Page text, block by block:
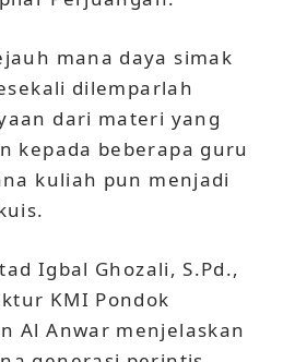
mana daya simak
dilemparlah
dari materi yang
kepada beberapa guru
kuliah pun menjadi
Igbal Ghozali, S.Pd.,
KMI Pondok
Al Anwar menjelaskan